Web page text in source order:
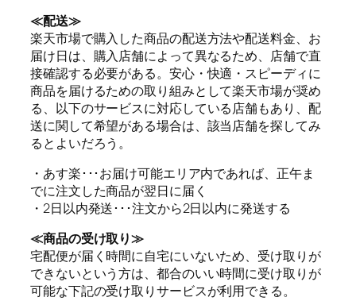
≪配送≫
楽天市場で購入した商品の配送方法や配送料金、お
届け日は、購入店舗によって異なるため、店舗で直
接確認する必要がある。安心・快適・スピーディに
商品を届けるための取り組みとして楽天市場が奨め
る、以下のサービスに対応している店舗もあり、配
送に関して希望がある場合は、該当店舗を探してみ
るとよいだろう。
・あす楽･･･お届け可能エリア内であれば、正午ま
でに注文した商品が翌日に届く
・2日以内発送･･･注文から2日以内に発送する
≪商品の受け取り≫
宅配便が届く時間に自宅にいないため、受け取りが
できないという方は、都合のいい時間に受け取りが
可能な下記の受け取りサービスが利用できる。